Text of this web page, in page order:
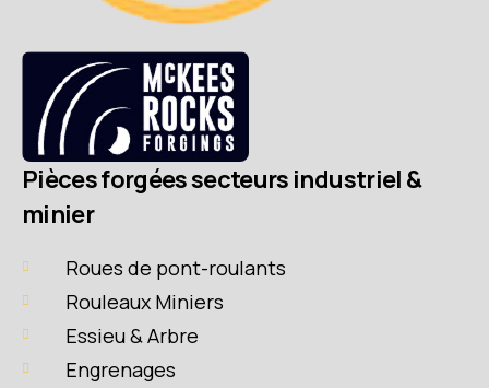
Pièces forgées secteurs industriel &
minier
Roues de pont-roulants
Rouleaux Miniers
Essieu & Arbre
Engrenages